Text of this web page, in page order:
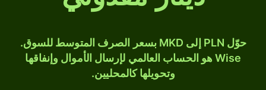
حوّل PLN إلى MKD بسعر الصرف المتوسط للسوق.
Wise هو الحساب العالمي لإرسال الأموال وإنفاقها
وتحويلها كالمحليين.